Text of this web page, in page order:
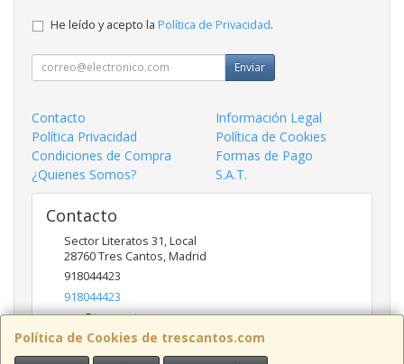
Política de Cookies de trescantos.com
He leído y acepto la Política de Privacidad.
Enviar
Contacto
Información Legal
Política Privacidad
Política de Cookies
Condiciones de Compra
Formas de Pago
¿Quienes Somos?
S.A.T.
Contacto
Sector Literatos 31, Local
28760Tres Cantos,Madrid
918044423
918044423
ncs@trescantos.com